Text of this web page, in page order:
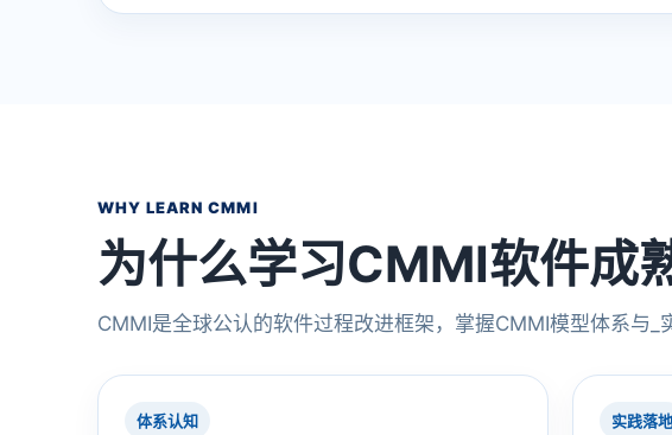
WHY LEARN CMMI
为什么学习CMMI软件成
CMMI是全球公认的软件过程改进框架，掌握CMMI模型体系与_
体系认知 实践落地